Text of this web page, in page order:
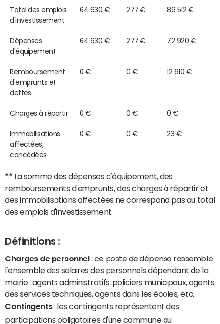
Total des emplois
d'investissement
64 630 € 277 € 89 512 €
Dépenses
d'équipement
64 630 € 277 € 72 920 €
Remboursement
d'emprunts et
dettes
0 € 0 € 12 610 €
Charges à répartir 0 € 0 € 0 €
Immobilisations
affectées,
concédées
0 € 0 € 23 €
** La somme des dépenses d'équipement, des
remboursements d'emprunts, des charges à répartir et
des immobilisations affectées ne correspond pas au total
des emplois d'investissement.
Définitions :
Charges de personnel : ce poste de dépense rassemble
l'ensemble des salaires des personnels dépendant de la
mairie : agents administratifs, policiers municipaux, agents
des services techniques, agents dans les écoles, etc.
Contingents: les contingents représentent des
participations obligatoires d'une commune au